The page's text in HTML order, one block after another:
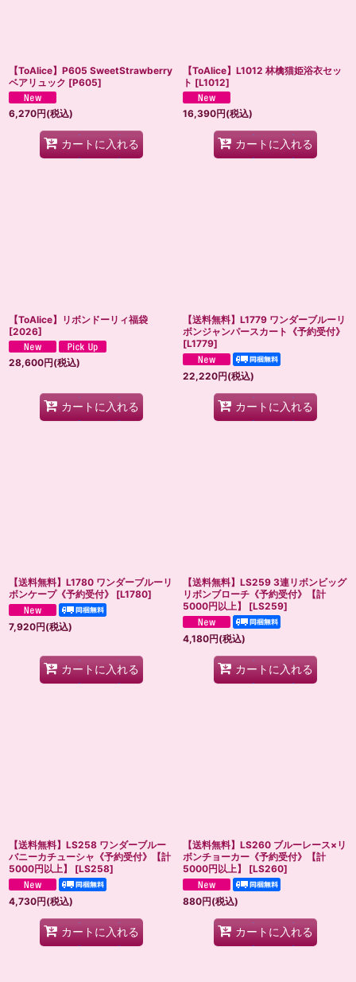
【ToAlice】P605 SweetStrawberry
ベアリュック [P605]
6,270円(税込)
カートに入れる
【ToAlice】L1012 林檎猫姫浴衣セッ
ト [L1012]
16,390円(税込)
カートに入れる
【ToAlice】リボンドーリィ福袋
[2026]
28,600円(税込)
カートに入れる
【送料無料】L1779 ワンダーブルーリ
ボンジャンパースカート《予約受付》
[L1779]
22,220円(税込)
カートに入れる
【送料無料】L1780 ワンダーブルーリ
ボンケープ《予約受付》
[L1780]
7,920円(税込)
カートに入れる
【送料無料】LS259 3連リボンビッグ
リボンブローチ《予約受付》【計
5000円以上】
[LS259]
4,180円(税込)
カートに入れる
【送料無料】LS258 ワンダーブルー
バニーカチューシャ《予約受付》【計
5000円以上】
[LS258]
4,730円(税込)
カートに入れる
【送料無料】LS260 ブルーレース×リ
ボンチョーカー《予約受付》【計
5000円以上】
[LS260]
880円(税込)
カートに入れる